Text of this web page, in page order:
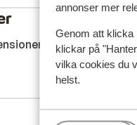
annonser mer
Genom att klicka
klickar på
vilka cookies du
helst.
som verkligen
30 maj 2025